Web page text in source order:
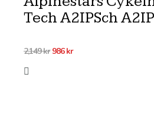
Tech A2IPSch
2,149kr Det
986krDet